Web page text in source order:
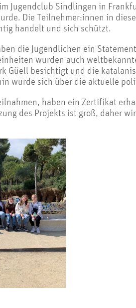
Jugendclub Sindlingen in
Die Teilnehmer:innen in
handelt und sich schützt.
die Jugendlichen ein
wurden auch
Güell besichtigt und die
wurde sich über die aktuelle
haben ein Zertifikat
des Projekts ist groß, daher